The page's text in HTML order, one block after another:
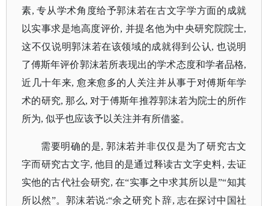
素, 专从学术角度给予郭沫若在古文字学方面的成就
以实事求是地高度评价, 并提名他为中央研究院院士,
这不仅说明郭沫若在该领域的成就得到公认, 也说明
了傅斯年评价郭沫若所表现出的学术态度和学者品格,
近几十年来, 愈来愈多的人关注并从事于对傅斯年学
术的研究, 那么, 对于傅斯年推荐郭沫若为院士的所作
所为, 似乎也应该予以关注并有所借鉴。
需要明确的是, 郭沫若并非仅仅是为了研究古文
字而研究古文字, 他目的是通过释读古文字史料, 去证
实他的古代社会研究, 在“实事之中求其所以是”“知其
所以然”。郭沫若说:“余之研究卜辞, 志在探讨中国社